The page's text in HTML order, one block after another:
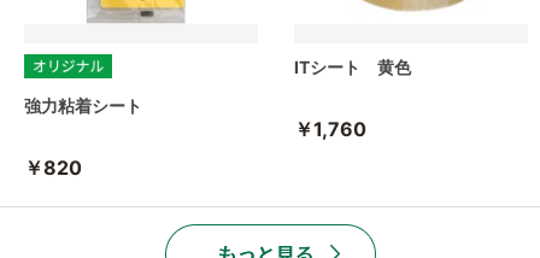
強力粘着シート
￥820
ITシート 黄色
￥1,760